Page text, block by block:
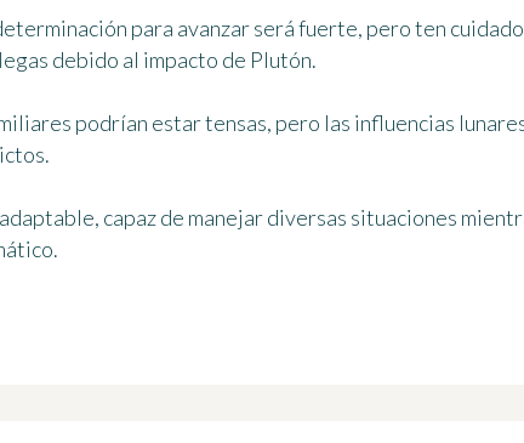
para avanzar será fuerte, pero ten
debido al impacto de Plutón.
podrían estar tensas, pero las influencias
capaz de manejar diversas situaciones